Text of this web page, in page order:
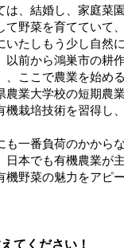
、結婚し、家庭菜
て野菜を育てていて
たしもう少し自然
以前から鴻巣市の耕
、ここで農業を始め
農業大学校の短期農
栽培技術を習得し
一番負荷のかから
日本でも有機農業が
野菜の魅力をアピ
てください！